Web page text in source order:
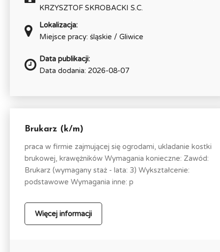
KRZYSZTOF SKROBACKI S.C.
Lokalizacja:
Miejsce pracy: śląskie / Gliwice
Data publikacji:
Data dodania: 2026-08-07
Brukarz (k/m)
praca w firmie zajmującej się ogrodami, ukladanie kostki
brukowej, krawężników Wymagania konieczne: Zawód:
Brukarz (wymagany staż - lata: 3) Wykształcenie:
podstawowe Wymagania inne: p
Więcej informacji